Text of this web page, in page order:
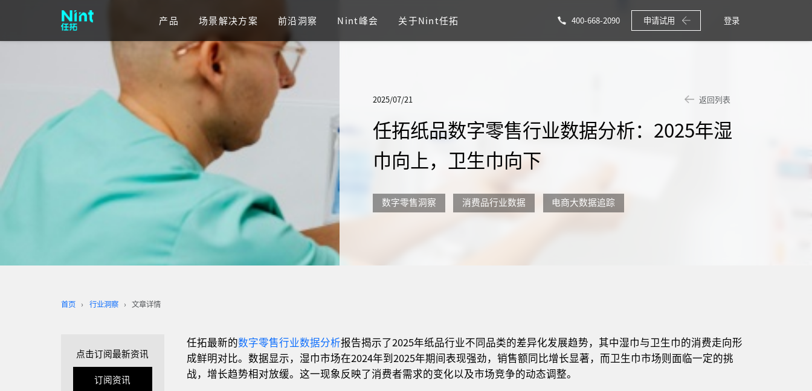
产品 场景解决方案 前沿洞察 Nint峰会 关于Nint任拓 400-668-2090 申请试用 登录
返回列表
2025/07/21
任拓纸品数字零售行业数据分析：2025年湿
巾向上，卫生巾向下
数字零售洞察 消费品行业数据 电商大数据追踪
首页 行业洞察 文章详情
点击订阅最新资讯
订阅资讯
任拓最新的数字零售行业数据分析报告揭示了2025年纸品行业不同品类的差异化发展趋势，其中湿巾与卫生巾的消费走向形
成鲜明对比。数据显示，湿巾市场在2024年到2025年期间表现强劲，销售额同比增长显著，而卫生巾市场则面临一定的挑
战，增长趋势相对放缓。这一现象反映了消费者需求的变化以及市场竞争的动态调整。